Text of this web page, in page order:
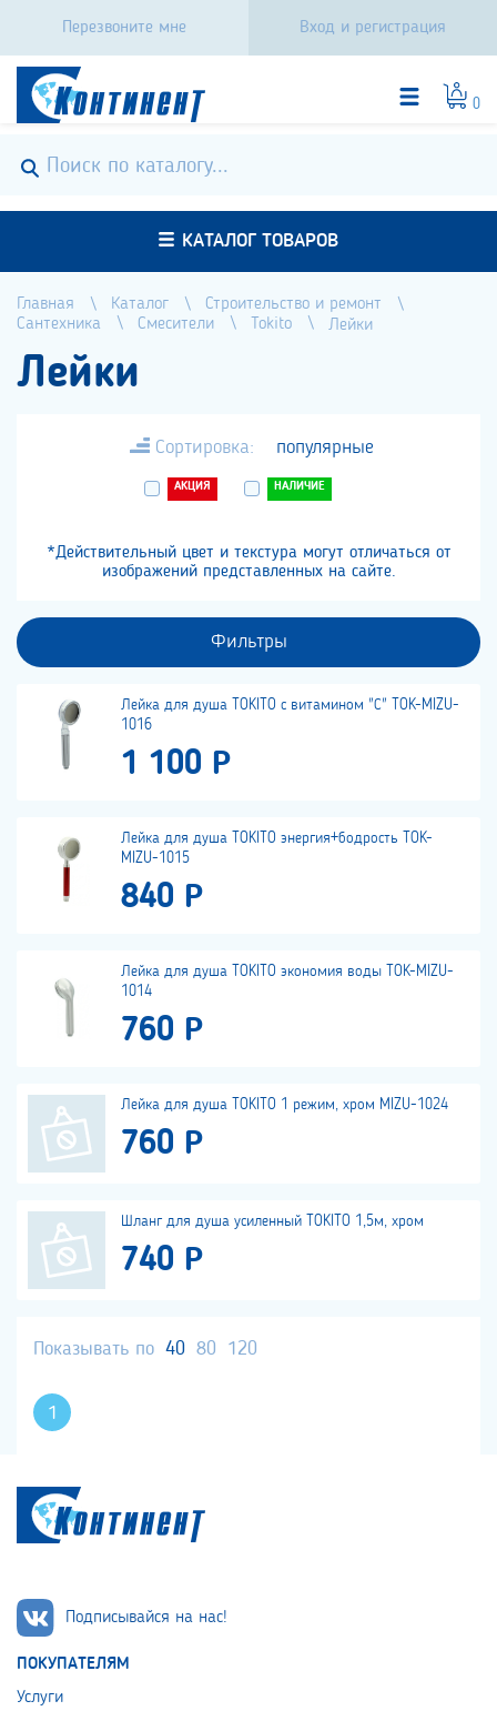
Перезвоните мне Вход и регистрация
0
КАТАЛОГ ТОВАРОВ
Главная Каталог
Строительство и ремонт
Сантехника
Смесители Tokito Лейки
Лейки
Сортировка: популярные
АКЦИЯ НАЛИЧИЕ
*Действительный цвет и текстура могут отличаться от
изображений представленных на сайте.
Фильтры
Лейка для душа TOKITO с витамином "С" TOK-MIZU-
1016
1 100 Р
Лейка для душа TOKITO энергия+бодрость TOK-
MIZU-1015
840 Р
Лейка для душа TOKITO экономия воды TOK-MIZU-
1014
760 Р
Лейка для душа TOKITO 1 режим, хром MIZU-1024
760 Р
Шланг для душа усиленный TOKITO 1,5м, хром
740 Р
Показывать по 40 80 120
1
Подписывайся на нас!
ПОКУПАТЕЛЯМ
Услуги